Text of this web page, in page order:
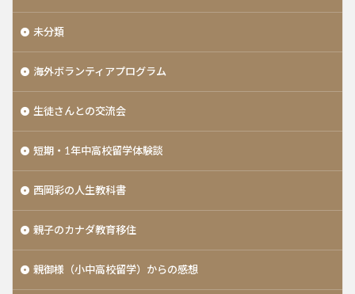
未分類
海外ボランティアプログラム
生徒さんとの交流会
短期・1年中高校留学体験談
西岡彩の人生教科書
親子のカナダ教育移住
親御様（小中高校留学）からの感想